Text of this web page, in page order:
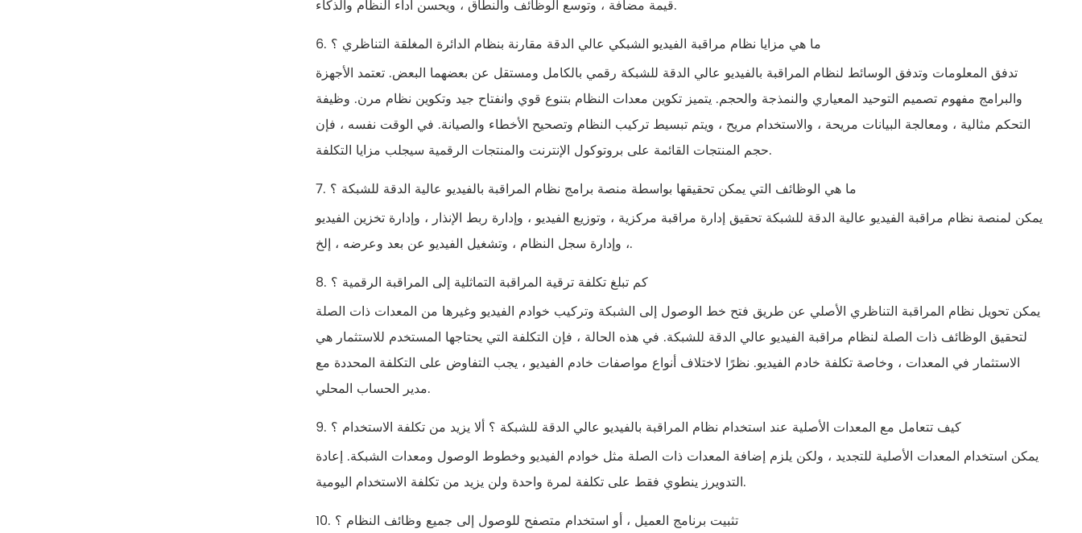
قيمة مضافة ، وتوسع الوظائف والنطاق ، ويحسن أداء النظام والذكاء.
6. ما هي مزايا نظام مراقبة الفيديو الشبكي عالي الدقة مقارنة بنظام الدائرة المغلقة التناظري ؟
تدفق المعلومات وتدفق الوسائط لنظام المراقبة بالفيديو عالي الدقة للشبكة رقمي بالكامل ومستقل عن بعضهما البعض. تعتمد الأجهزة
والبرامج مفهوم تصميم التوحيد المعياري والنمذجة والحجم. يتميز تكوين معدات النظام بتنوع قوي وانفتاح جيد وتكوين نظام مرن. وظيفة
التحكم مثالية ، ومعالجة البيانات مريحة ، والاستخدام مريح ، ويتم تبسيط تركيب النظام وتصحيح الأخطاء والصيانة. في الوقت نفسه ، فإن
حجم المنتجات القائمة على بروتوكول الإنترنت والمنتجات الرقمية سيجلب مزايا التكلفة.
7. ما هي الوظائف التي يمكن تحقيقها بواسطة منصة برامج نظام المراقبة بالفيديو عالية الدقة للشبكة ؟
يمكن لمنصة نظام مراقبة الفيديو عالية الدقة للشبكة تحقيق إدارة مراقبة مركزية ، وتوزيع الفيديو ، وإدارة ربط الإنذار ، وإدارة تخزين الفيديو
، وإدارة سجل النظام ، وتشغيل الفيديو عن بعد وعرضه ، إلخ.
8. كم تبلغ تكلفة ترقية المراقبة التماثلية إلى المراقبة الرقمية ؟
يمكن تحويل نظام المراقبة التناظري الأصلي عن طريق فتح خط الوصول إلى الشبكة وتركيب خوادم الفيديو وغيرها من المعدات ذات الصلة
لتحقيق الوظائف ذات الصلة لنظام مراقبة الفيديو عالي الدقة للشبكة. في هذه الحالة ، فإن التكلفة التي يحتاجها المستخدم للاستثمار هي
الاستثمار في المعدات ، وخاصة تكلفة خادم الفيديو. نظرًا لاختلاف أنواع مواصفات خادم الفيديو ، يجب التفاوض على التكلفة المحددة مع
مدير الحساب المحلي.
9. كيف تتعامل مع المعدات الأصلية عند استخدام نظام المراقبة بالفيديو عالي الدقة للشبكة ؟ ألا يزيد من تكلفة الاستخدام ؟
يمكن استخدام المعدات الأصلية للتجديد ، ولكن يلزم إضافة المعدات ذات الصلة مثل خوادم الفيديو وخطوط الوصول ومعدات الشبكة. إعادة
التدويرز ينطوي فقط على تكلفة لمرة واحدة ولن يزيد من تكلفة الاستخدام اليومية.
10. تثبيت برنامج العميل ، أو استخدام متصفح للوصول إلى جميع وظائف النظام ؟